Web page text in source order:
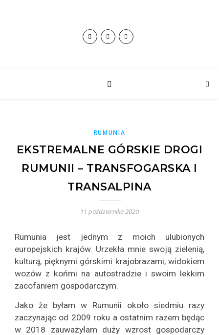
RUMUNIA
EKSTREMALNE GÓRSKIE DROGI
RUMUNII – TRANSFOGARSKA I
TRANSALPINA
11 października 2020
Rumunia jest jednym z moich ulubionych
europejskich krajów. Urzekła mnie swoją zielenią,
kulturą, pięknymi górskimi krajobrazami, widokiem
wozów z końmi na autostradzie i swoim lekkim
zacofaniem gospodarczym.
Jako że byłam w Rumunii około siedmiu razy
zaczynając od 2009 roku a ostatnim razem będąc
w 2018 zauważyłam duży wzrost gospodarczy